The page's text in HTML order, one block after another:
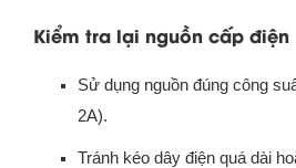
Kiểm tra lại nguồn cấp điện
Sử dụng nguồn đúng công
2A).
Tránh kéo dây điện quá dài